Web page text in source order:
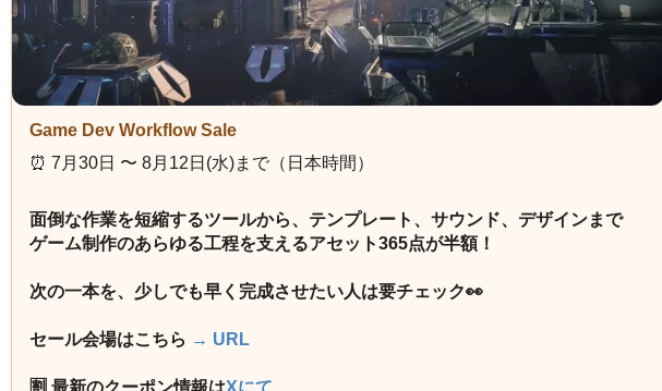
Game Dev Workflow Sale
⏰️ 7月30日 〜 8月12日(水)まで（日本時間）
面倒な作業を短縮するツールから、テンプレート、サウンド、デザインまで
ゲーム制作のあらゆる工程を支えるアセット365点が半額！
次の一本を、少しでも早く完成させたい人は要チェック👀
セール会場はこちら → URL
🈹 最新のクーポン情報はXにて